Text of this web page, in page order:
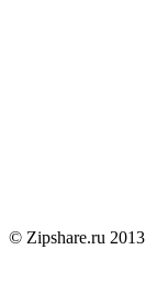
© Zipshare.ru 2013